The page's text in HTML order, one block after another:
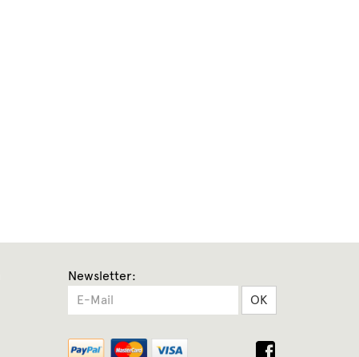
Newsletter:
OK